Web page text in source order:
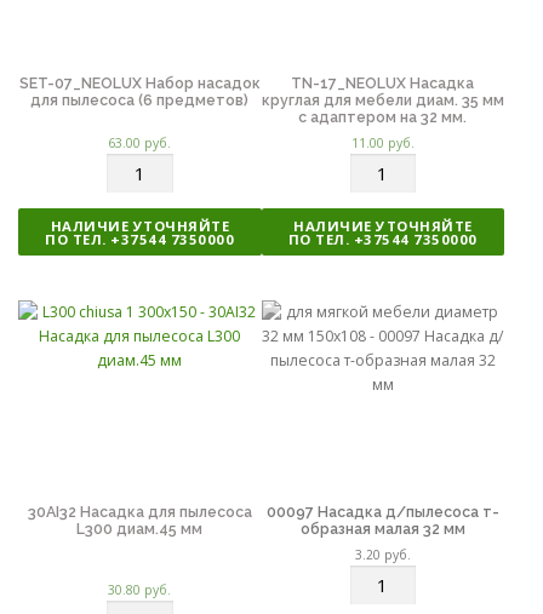
SET-07_NEOLUX Набор насадок
для пылесоса (6 предметов)
63.00 руб.
л
и
ч
с
т
в
НАЛИЧИЕ УТОЧНЯЙТЕ
ПО ТЕЛ. +37544 7350000
TN-17_NEOLUX Насадка
круглая для мебели диам. 35 мм
с адаптером на 32 мм.
11.00 руб.
л
и
ч
с
т
в
НАЛИЧИЕ УТОЧНЯЙТЕ
ПО ТЕЛ. +37544 7350000
30AI32 Насадка для пылесоса
L300 диам.45 мм
30.80 руб.
00097 Насадка д/пылесоса т-
образная малая 32 мм
3.20 руб.